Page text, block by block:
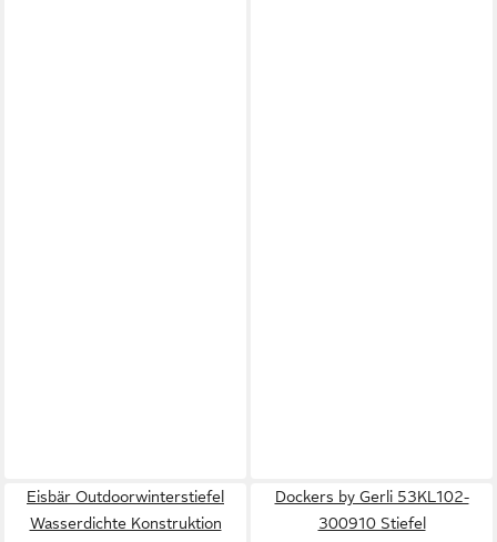
Eisbär Outdoorwinterstiefel
Wasserdichte Konstruktion
Dockers by Gerli 53KL102-
300910 Stiefel